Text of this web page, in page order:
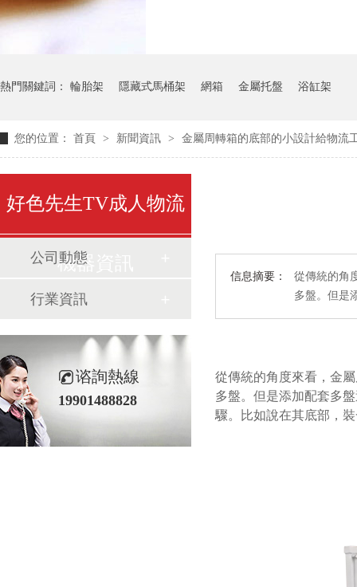
熱門關鍵詞： 輪胎架 隱藏式馬桶架 網箱 金屬托盤 浴缸架
您的位置： 首頁 > 新聞資訊 > 金屬周轉箱的底部的小設計給物流
信息摘要：
從傳統的角度
多盤。
從傳統的角度來看，金
多盤。但是添加配套多
驟。比如說在其底部
好色先生TV成人物流
機器資訊
公司動態
行業資訊
谘詢熱線
19901488828